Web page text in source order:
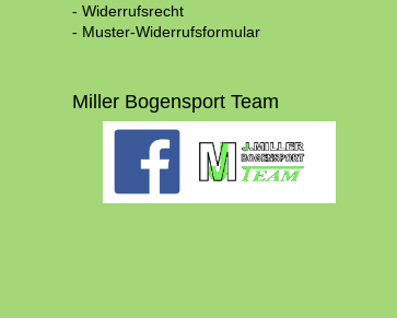
- Widerrufsrecht
- Muster-Widerrufsformular
Miller Bogensport Team